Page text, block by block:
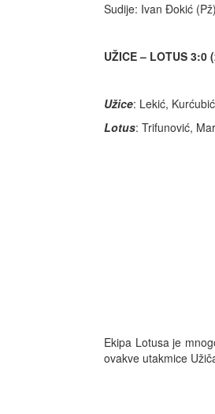
Sudije: Ivan Đokić
UŽICE – LOTUS 3:0
Užice: Lekić,
Lotus: Trifunović,
Ekipa Lotusa je
ovakve utakmice